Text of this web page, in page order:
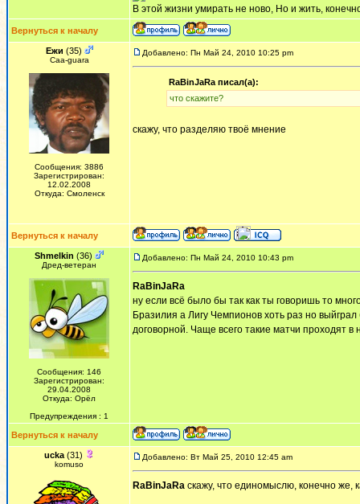
В этой жизни умирать не ново, Но и жить,
Вернуться к началу
Ежи (35)
Сaa-guara
Сообщения: 3886
Зарегистрирован:
12.02.2008
Откуда: Смоленск
Добавлено: Пн Май 24, 2010 10:25 pm
RaBinJaRa писал(а):
что скажите?
скажу, что разделяю твоё мнение
Вернуться к началу
Shmelkin (36)
Дред-ветеран
Сообщения: 146
Зарегистрирован:
29.04.2008
Откуда: Орёл
Предупреждения : 1
Добавлено: Пн Май 24, 2010 10:43 pm
RaBinJaRa
ну если всё было бы так как ты говоришь то
Бразилия а Лигу Чемпионов хоть раз но
договорной. Чаще всего такие матчи проходят в
Вернуться к началу
ucka (31)
komuso
Добавлено: Вт Май 25, 2010 12:45 am
RaBinJaRa скажу, что единомыслю, конечно же,